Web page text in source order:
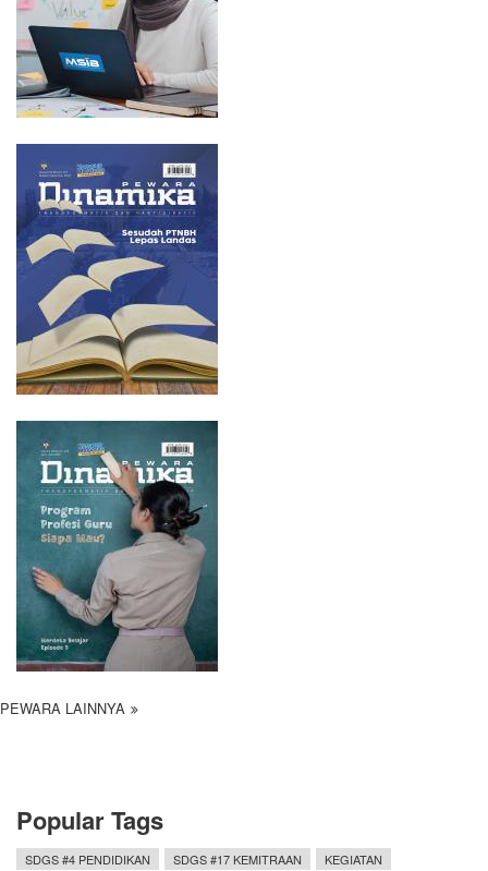
PEWARA LAINNYA
Popular Tags
SDGS #4 PENDIDIKAN SDGS #17 KEMITRAAN
KEGIATAN